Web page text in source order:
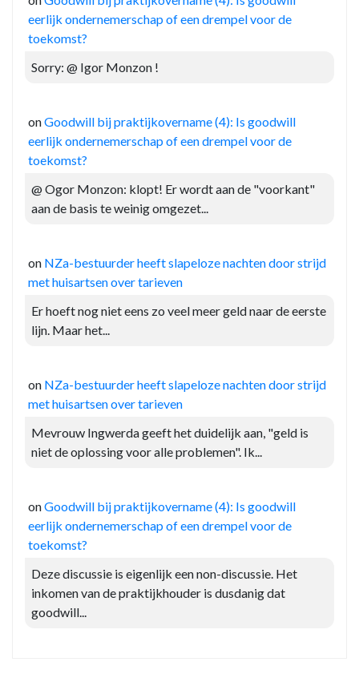
eerlijk ondernemerschap of een drempel voor de
toekomst?
Sorry: @ Igor Monzon !
onGoodwill bij praktijkovername (4): Is goodwill
eerlijk ondernemerschap of een drempel voor de
toekomst?
@ Ogor Monzon: klopt! Er wordt aan de "voorkant"
aan de basis te weinig omgezet...
on NZa-bestuurder heeft slapeloze nachten door strijd
met huisartsen over tarieven
Er hoeft nog niet eens zo veel meer geld naar de eerste
lijn. Maar het...
on NZa-bestuurder heeft slapeloze nachten door strijd
met huisartsen over tarieven
Mevrouw Ingwerda geeft het duidelijk aan, "geld is
niet de oplossing voor alle problemen". Ik...
onGoodwill bij praktijkovername (4): Is goodwill
eerlijk ondernemerschap of een drempel voor de
toekomst?
Deze discussie is eigenlijk een non-discussie. Het
inkomen van de praktijkhouder is dusdanig dat
goodwill...